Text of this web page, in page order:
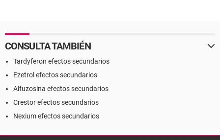
CONSULTA TAMBIÉN
Tardyferon efectos secundarios
Ezetrol efectos secundarios
Alfuzosina efectos secundarios
Crestor efectos secundarios
Nexium efectos secundarios